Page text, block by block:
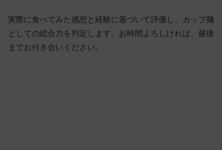
実際に食べてみた感想と経験に基づいて評価し、カップ麺
としての総合力を判定します。お時間よろしければ、最後
までお付き合いください。